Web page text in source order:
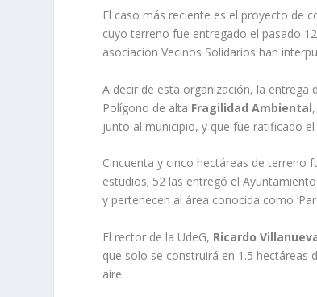
El caso más reciente es el proyecto de
cuyo terreno fue entregado el pasado
asociación Vecinos Solidarios han
A decir de esta organización, la entrega
Polígono de alta Fragilidad Ambiental
junto al municipio, y que fue ratificado
Cincuenta y cinco hectáreas de terreno
estudios; 52 las entregó el
y pertenecen al área conocida como
El rector de la UdeG, Ricardo
que solo se construirá en 1.5 hectáreas
aire.